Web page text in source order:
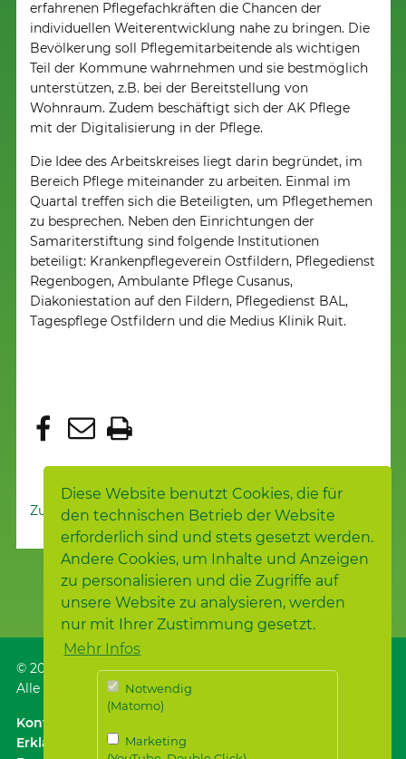
Diese Website benutzt Cookies, die für
den technischen Betrieb der Website
erforderlich sind und stets gesetzt werden.
Andere Cookies, um Inhalte und Anzeigen
zu personalisieren und die Zugriffe auf
unsere Website zu analysieren, werden
nur mit Ihrer Zustimmung gesetzt.
Mehr Infos
Notwendig
(Matomo)
Marketing
erfahrenen Pflegefachkräften die Chancen der
individuellen Weiterentwicklung nahe zu bringen. Die
Bevölkerung soll Pflegemitarbeitende als wichtigen
Teil der Kommune wahrnehmen und sie bestmöglich
unterstützen, z.B. bei der Bereitstellung von
Wohnraum. Zudem beschäftigt sich der AK Pflege
mit der Digitalisierung in der Pflege.
Die Idee des Arbeitskreises liegt darin begründet, im
Bereich Pflege miteinander zu arbeiten. Einmal im
Quartal treffen sich die Beteiligten, um Pflegethemen
zu besprechen. Neben den Einrichtungen der
Samariterstiftung sind folgende Institutionen
beteiligt: Krankenpflegeverein Ostfildern, Pflegedienst
Regenbogen, Ambulante Pflege Cusanus,
Diakoniestation auf den Fildern, Pflegedienst BAL,
Tagespflege Ostfildern und die Medius Klinik Ruit.
Zur Nachrichtenübersicht
© 2026 Samariterstiftung, Nürtingen
Alle Rechte vorbehalten.
Kontakt
Erklärung zur